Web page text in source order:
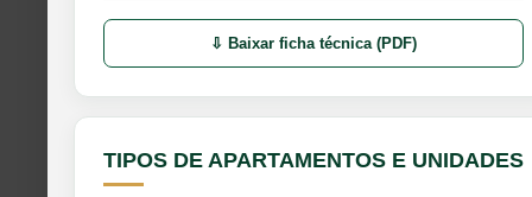
⇩ Baixar ficha técnica (PDF)
TIPOS DE APARTAMENTOS E UNIDADES